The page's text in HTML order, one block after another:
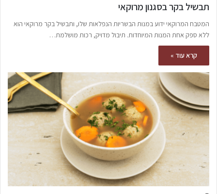
תבשיל בקר בסגנון מרוקאי
המטבח המרוקאי ידוע במנות הבשריות הנפלאות שלו, ותבשיל בקר מרוקאי הוא
ללא ספק אחת המנות המיוחדות. תיבול מדויק, רכות מושלמת…
קרא עוד »